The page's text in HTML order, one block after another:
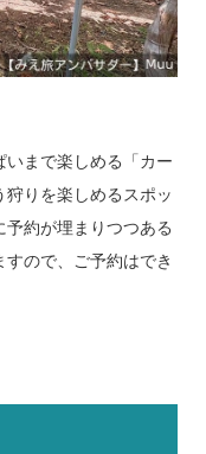
まで楽しめる「カー
狩りを楽しめるスポッ
予約が埋まりつつある
ので、ご予約はでき